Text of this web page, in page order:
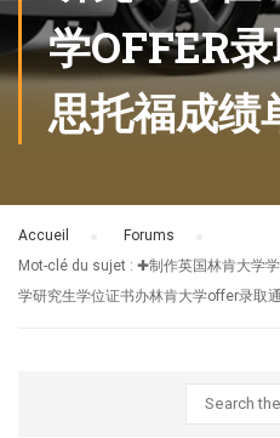
学OFFER
思托福成绩
Accueil Forums
Mot-clé du sujet : ✚制作英国林肯大学
学研究生学位证书办林肯大学offer录取